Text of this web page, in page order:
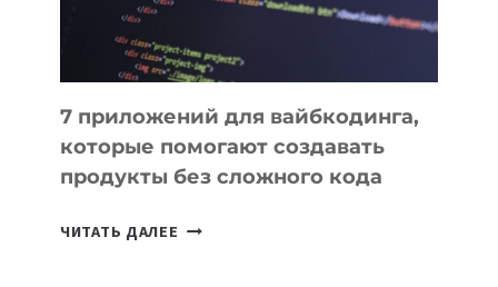
7 приложений для вайбкодинга,
которые помогают создавать
продукты без сложного кода
ЧИТАТЬ ДАЛЕЕ